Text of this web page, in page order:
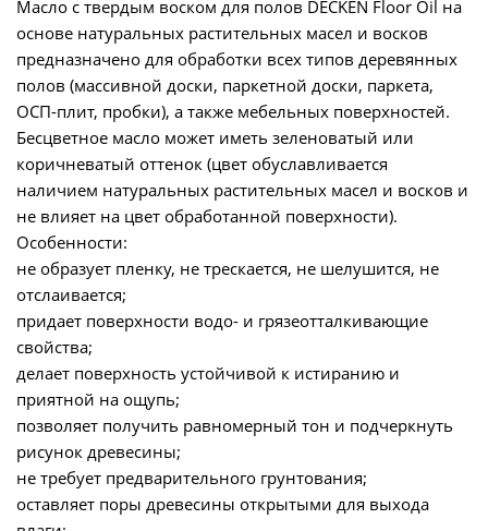
Масло с твердым воском для полов DECKEN Floor Oil на
основе натуральных растительных масел и восков
предназначено для обработки всех типов деревянных
полов (массивной доски, паркетной доски, паркета,
ОСП-плит, пробки), а также мебельных поверхностей.
Бесцветное масло может иметь зеленоватый или
коричневатый оттенок (цвет обуславливается
наличием натуральных растительных масел и восков и
не влияет на цвет обработанной поверхности).
Особенности:
не образует пленку, не трескается, не шелушится, не
отслаивается;
придает поверхности водо- и грязеотталкивающие
свойства;
делает поверхность устойчивой к истиранию и
приятной на ощупь;
позволяет получить равномерный тон и подчеркнуть
рисунок древесины;
не требует предварительного грунтования;
оставляет поры древесины открытыми для выхода